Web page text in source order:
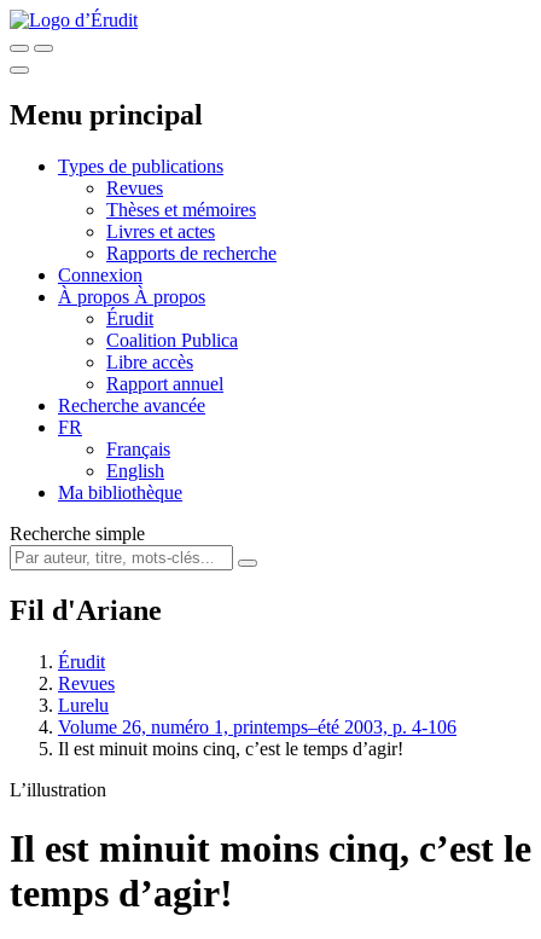
Menu principal
Types de publications
Revues
Thèses et mémoires
Livres et actes
Rapports de recherche
Connexion
À propos À propos
Érudit
Coalition Publica
Libre accès
Rapport annuel
Recherche avancée
FR
Français
English
Ma bibliothèque
Recherche simple
Fil d'Ariane
Érudit
Revues
Lurelu
Volume 26, numéro 1, printemps–été 2003, p. 4-106
Il est minuit moins cinq, c’est le temps d’agir!
L’illustration
Il est minuit moins cinq, c’est le
temps d’agir!